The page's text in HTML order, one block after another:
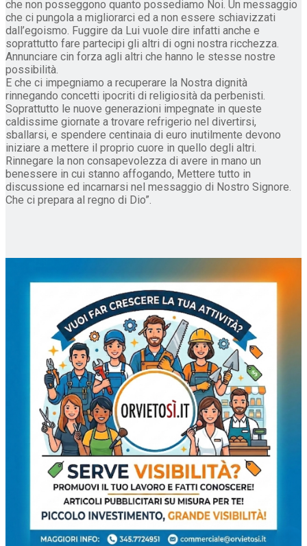
che non posseggono quanto possediamo Noi. Un messaggio
che ci pungola a migliorarci ed a non essere schiavizzati
dall’egoismo. Fuggire da Lui vuole dire infatti anche e
soprattutto fare partecipi gli altri di ogni nostra ricchezza.
Annunciare cin forza agli altri che hanno le stesse nostre
possibilità.
E che ci impegniamo a recuperare la Nostra dignità
rinnegando concetti ipocriti di religiosità da perbenisti.
Soprattutto le nuove generazioni impegnate in queste
caldissime giornate a trovare refrigerio nel divertirsi,
sballarsi, e spendere centinaia di euro inutilmente devono
iniziare a mettere il proprio cuore in quello degli altri.
Rinnegare la non consapevolezza di avere in mano un
benessere in cui stanno affogando, Mettere tutto in
discussione ed incarnarsi nel messaggio di Nostro Signore.
Che ci prepara al regno di Dio”.